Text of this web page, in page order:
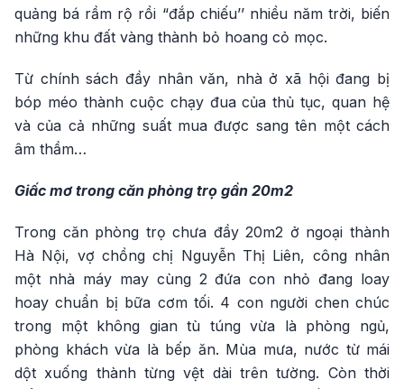
quảng bá rầm rộ rồi “đắp chiếu’’ nhiều năm trời, biến
những khu đất vàng thành bỏ hoang cỏ mọc.
Từ chính sách đầy nhân văn, nhà ở xã hội đang bị
bóp méo thành cuộc chạy đua của thủ tục, quan hệ
và của cả những suất mua được sang tên một cách
âm thầm…
Giấc mơ trong căn phòng trọ gần 20m2
Trong căn phòng trọ chưa đầy 20m2 ở ngoại thành
Hà Nội, vợ chồng chị Nguyễn Thị Liên, công nhân
một nhà máy may cùng 2 đứa con nhỏ đang loay
hoay chuẩn bị bữa cơm tối. 4 con người chen chúc
trong một không gian tù túng vừa là phòng ngủ,
phòng khách vừa là bếp ăn. Mùa mưa, nước từ mái
dột xuống thành từng vệt dài trên tường. Còn thời